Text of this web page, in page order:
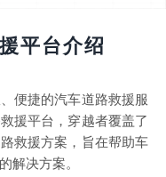
平台介绍
便捷的汽车道路救援服
援平台，穿越者覆盖了
救援方案，旨在帮助车
解决方案。